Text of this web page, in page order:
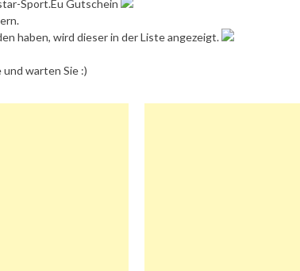
Sport.Eu Gutschein
haben, wird dieser in der Liste angezeigt.
und warten Sie :)